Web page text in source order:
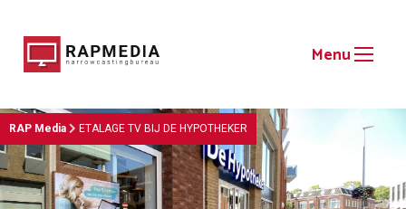
RAP Media ETALAGE TV BIJ DE HYPOTHEKER